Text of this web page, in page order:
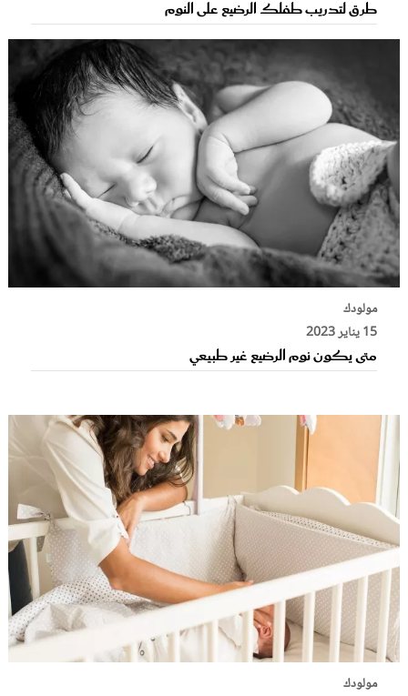
طرق لتدريب طفلك الرضيع على النوم
مولودك
15 يناير 2023
متى يكون نوم الرضيع غير طبيعي
مولودك